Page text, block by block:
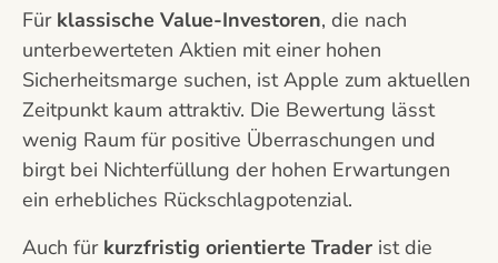
Für klassische Value-Investoren, die nach
unterbewerteten Aktien mit einer hohen
Sicherheitsmarge suchen, ist Apple zum aktuellen
Zeitpunkt kaum attraktiv. Die Bewertung lässt
wenig Raum für positive Überraschungen und
birgt bei Nichterfüllung der hohen Erwartungen
ein erhebliches Rückschlagpotenzial.
Auch für kurzfristig orientierte Trader ist die